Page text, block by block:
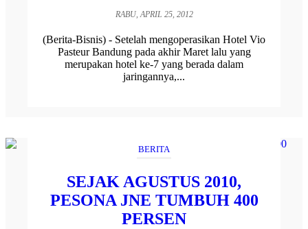
RABU, APRIL 25, 2012
(Berita-Bisnis) - Setelah mengoperasikan Hotel Vio
Pasteur Bandung pada akhir Maret lalu yang
merupakan hotel ke-7 yang berada dalam
jaringannya,...
BERITA
SEJAK AGUSTUS 2010,
PESONA JNE TUMBUH 400
PERSEN